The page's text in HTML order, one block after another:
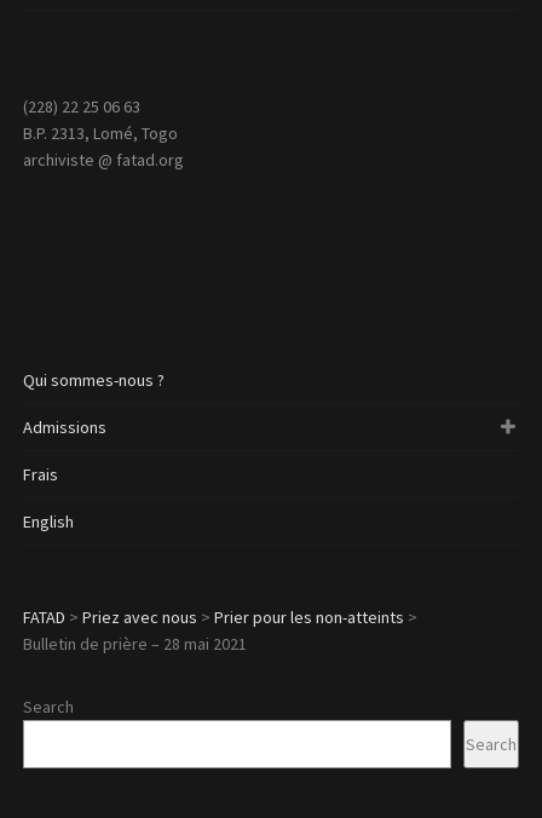
(228) 22 25 06 63
B.P. 2313, Lomé, Togo
archiviste @ fatad.org
Qui sommes-nous ?
Admissions
Frais
English
FATAD > Priez avec nous > Prier pour les non-atteints >
Bulletin de prière – 28 mai 2021
Search
Search